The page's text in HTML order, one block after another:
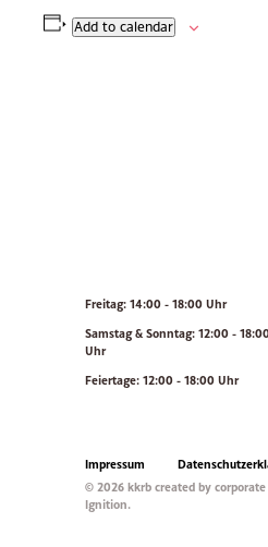
Add to calendar
Freitag: 14:00 - 18:00 Uhr
Samstag & Sonntag: 12:00 -
Uhr
Feiertage: 12:00 - 18:00 Uhr
Impressum
© 2026 kkrb created by
Ignition.